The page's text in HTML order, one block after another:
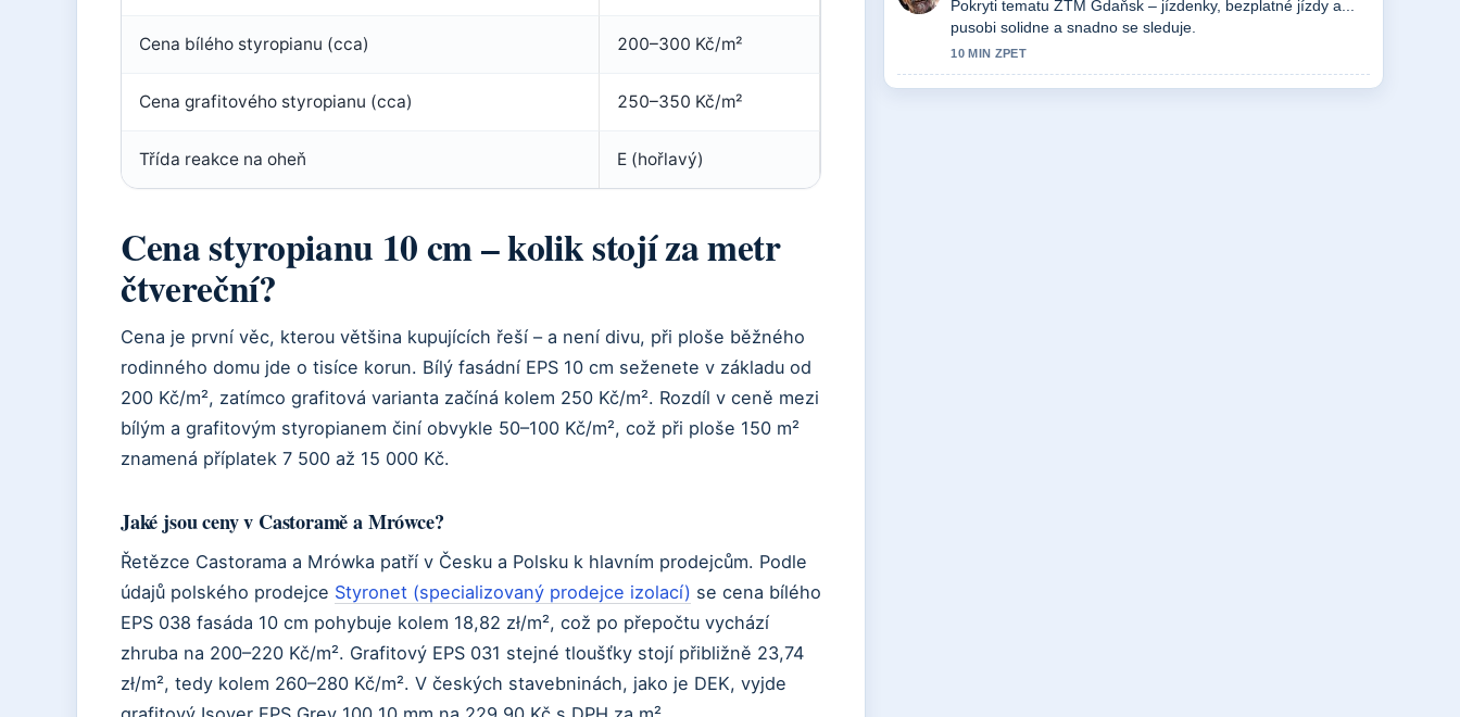
Cena bílého styropianu (cca) 200–300 Kč/m²
Cena grafitového styropianu (cca) 250–350 Kč/m²
Třída reakce na oheň E (hořlavý)
Cena styropianu 10 cm – kolik stojí za metr
čtvereční?
Cena je první věc, kterou většina kupujících řeší – a není divu, při ploše běžného
rodinného domu jde o tisíce korun. Bílý fasádní EPS 10 cm seženete v základu od
200 Kč/m², zatímco grafitová varianta začíná kolem 250 Kč/m². Rozdíl v ceně mezi
bílým a grafitovým styropianem činí obvykle 50–100 Kč/m², což při ploše 150 m²
znamená příplatek 7 500 až 15 000 Kč.
Jaké jsou ceny v Castoramě a Mrówce?
Řetězce Castorama a Mrówka patří v Česku a Polsku k hlavním prodejcům. Podle
údajů polského prodejce Styronet (specializovaný prodejce izolací) se cena bílého
EPS 038 fasáda 10 cm pohybuje kolem 18,82 zł/m², což po přepočtu vychází
zhruba na 200–220 Kč/m². Grafitový EPS 031 stejné tloušťky stojí přibližně 23,74
zł/m², tedy kolem 260–280 Kč/m². V českých stavebninách, jako je DEK, vyjde
Pokryti tematu ZTM Gdaňsk – jízdenky, bezplatné jízdy a...
pusobi solidne a snadno se sleduje.
10 MIN ZPET